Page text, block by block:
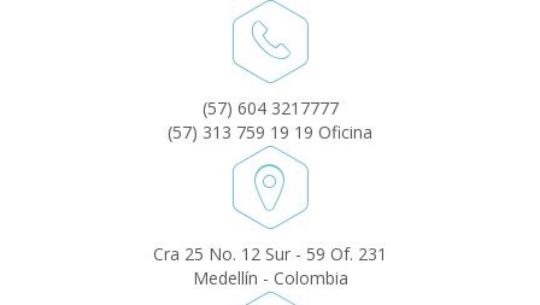
(57) 604 3217777
(57) 313 759 19 19 Oficina
Cra 25 No. 12 Sur - 59 Of. 231
Medellín - Colombia